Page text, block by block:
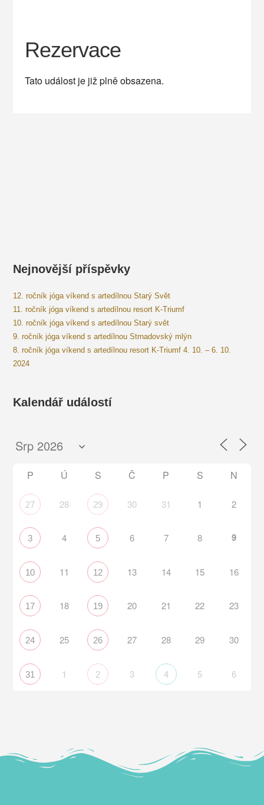
Rezervace
Tato událost je již plně obsazena.
Nejnovější příspěvky
12. ročník jóga víkend s artedílnou Starý Svět
11. ročník jóga víkend s artedílnou resort K-Triumf
10. ročník jóga víkend s artedílnou Starý svět
9. ročník jóga víkend s artedílnou Strnadovský mlýn
8. ročník jóga víkend s artedílnou resort K-Triumf 4. 10. – 6. 10.
2024
Kalendář událostí
P Ú S Č P S N
27 28 29 30 31 1 2
3 4 5 6 7 8 9
10 11 12 13 14 15 16
17 18 19 20 21 22 23
24 25 26 27 28 29 30
31 1 2 3 4 5 6